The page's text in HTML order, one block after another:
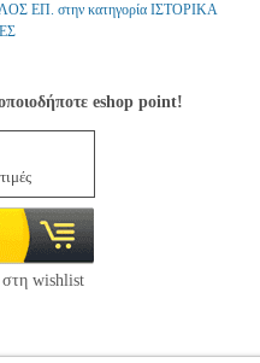
ΕΠ. στην κατηγορία ΙΣΤΟΡΙΚΑ
eshop point!
wishlist